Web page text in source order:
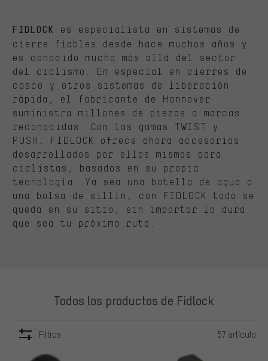
FIDLOCK
es especialista en sistemas de
cierre fiables desde hace muchos años y
es conocido mucho más allá del sector
del ciclismo. En especial en cierres de
casco y otros sistemas de liberación
rápida, el fabricante de Hannover
suministra millones de piezas a marcas
reconocidas. Con las gamas TWIST y
PUSH, FIDLOCK ofrece ahora accesorios
desarrollados por ellos mismos para
ciclistas, basados en su propia
tecnología. Ya sea una botella de agua o
una bolsa de sillín, con FIDLOCK todo se
queda en su sitio, sin importar lo dura
que sea tu próxima ruta.
Todos los productos de Fidlock
Filtros 57 artículo
ARTÍCULOS